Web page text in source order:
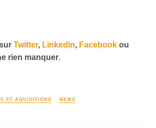
Twitter, Linkedin, Facebook ou
rien manquer.
ET AQUISITIONS NEWS